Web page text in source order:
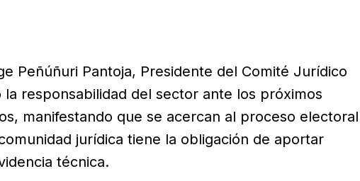
Peñúñuri Pantoja, Presidente del Comité Jurídico
la responsabilidad del sector ante los próximos
manifestando que se acercan al proceso electoral
jurídica tiene la obligación de aportar
técnica.